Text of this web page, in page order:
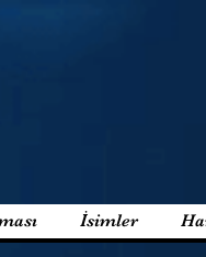
İsimler